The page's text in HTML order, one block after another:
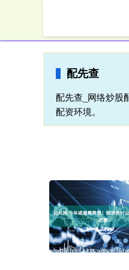
配先查
配先查_网络炒股
配资环境。